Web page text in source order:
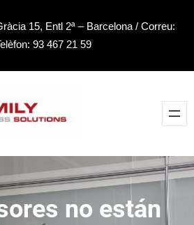
15, Entl 2ª – Barcelona / Correu:
93 467 21 59
no están